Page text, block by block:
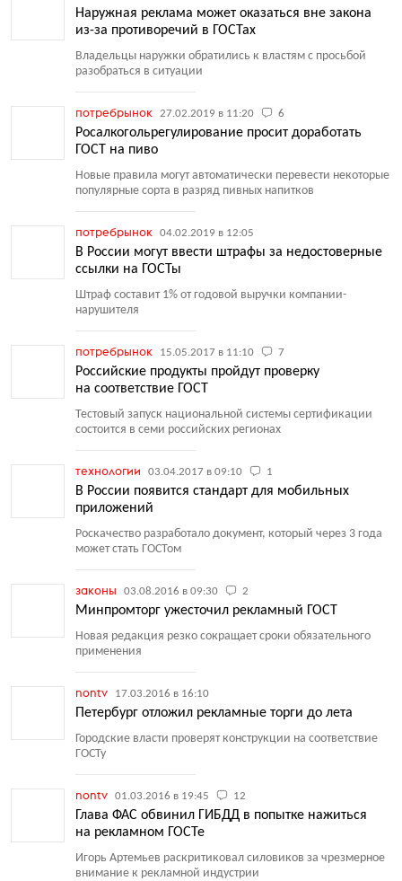
Наружная реклама может оказаться вне закона
из-за противоречий в ГОСТах
Владельцы наружки обратились к властям с просьбой
разобраться в ситуации
потребрынок 27.02.2019 в 11:20 6
Росалкогольрегулирование просит доработать
ГОСТ на пиво
Новые правила могут автоматически перевести некоторые
популярные сорта в разряд пивных напитков
потребрынок 04.02.2019 в 12:05
В России могут ввести штрафы за недостоверные
ссылки на ГОСТы
Штраф составит 1% от годовой выручки компании-
нарушителя
потребрынок 15.05.2017 в 11:10 7
Российские продукты пройдут проверку
на соответствие ГОСТ
Тестовый запуск национальной системы сертификации
состоится в семи российских регионах
технологии 03.04.2017 в 09:10 1
В России появится стандарт для мобильных
приложений
Роскачество разработало документ, который через 3 года
может стать ГОСТом
законы 03.08.2016 в 09:30 2
Минпромторг ужесточил рекламный ГОСТ
Новая редакция резко сокращает сроки обязательного
применения
nontv 17.03.2016 в 16:10
Петербург отложил рекламные торги до лета
Городские власти проверят конструкции на соответствие
ГОСТу
nontv 01.03.2016 в 19:45 12
Глава ФАС обвинил ГИБДД в попытке нажиться
на рекламном ГОСТе
Игорь Артемьев раскритиковал силовиков за чрезмерное
внимание к рекламной индустрии